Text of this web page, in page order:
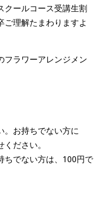
クールコース受講生割
ご理解たまわりますよ
ラワーアレンジメン
。お持ちでない方に
ださい。
ちでない方は、100円で